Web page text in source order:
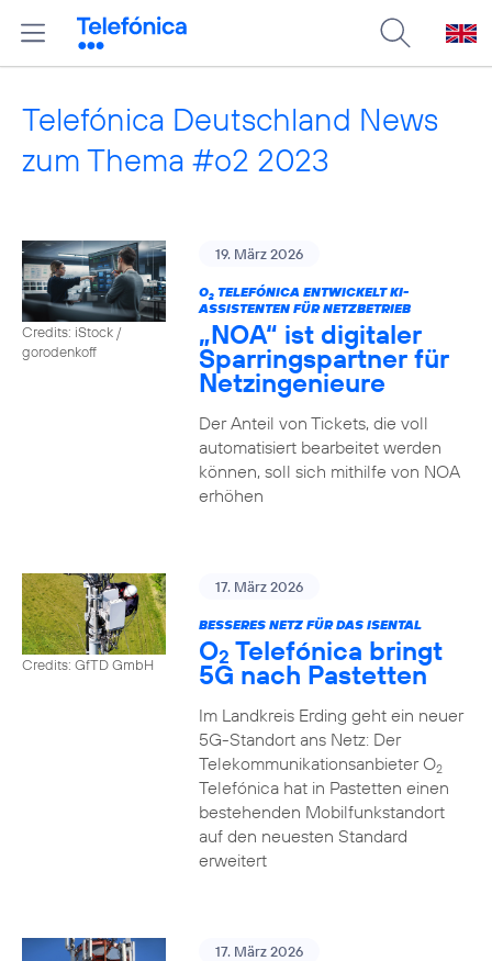
Telefónica Deutschland News
zum Thema #o2 2023
Credits: iStock /
gorodenkoff
19. März 2026
O2TELEFÓNICA ENTWICKELT KI-
ASSISTENTEN FÜR NETZBETRIEB
„NOA“ ist digitaler
Sparringspartner für
Netzingenieure
Der Anteil von Tickets, die voll
automatisiert bearbeitet werden
können, soll sich mithilfe von NOA
erhöhen
Credits: GfTD GmbH
17. März 2026
BESSERES NETZ FÜR DAS ISENTAL
O2 Telefónica bringt
5G nach Pastetten
Im Landkreis Erding geht ein neuer
5G-Standort ans Netz: Der
Telekommunikationsanbieter O2
Telefónica hat in Pastetten einen
bestehenden Mobilfunkstandort
auf den neuesten Standard
erweitert
17. März 2026